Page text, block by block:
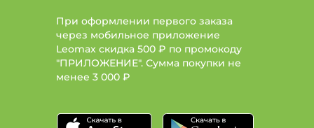
При оформлении первого заказа
через мобильное приложение
Leomax скидка 500 ₽ по промокоду
"ПРИЛОЖЕНИЕ". Сумма покупки не
менее 3 000 ₽